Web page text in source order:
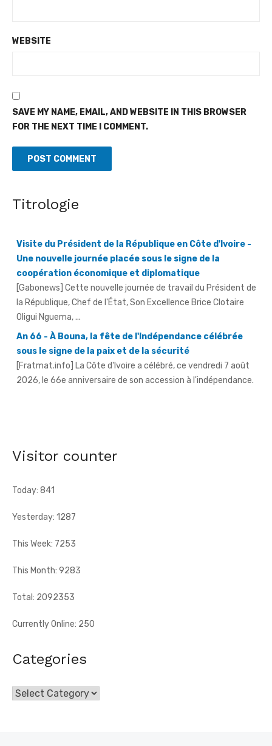
WEBSITE
SAVE MY NAME, EMAIL, AND WEBSITE IN THIS BROWSER
FOR THE NEXT TIME I COMMENT.
Titrologie
Une nouvelle journée placée sous le signe de la
coopération économique et diplomatique
[Gabonews] Cette nouvelle journée de travail du Président de
la République, Chef de l'État, Son Excellence Brice Clotaire
Oligui Nguema, ...
An 66 - À Bouna, la fête de l'Indépendance célébrée
sous le signe de la paix et de la sécurité
[Fratmat.info] La Côte d'Ivoire a célébré, ce vendredi 7 août
2026, le 66e anniversaire de son accession à l'indépendance.
l'indépendance de la Côte d'Ivoire, ce vendredi 7 août 2026 à
Visitor counter
Today: 841
Yesterday: 1287
This Week: 7253
This Month: 9283
Total: 2092353
Currently Online: 250
Categories
Categories